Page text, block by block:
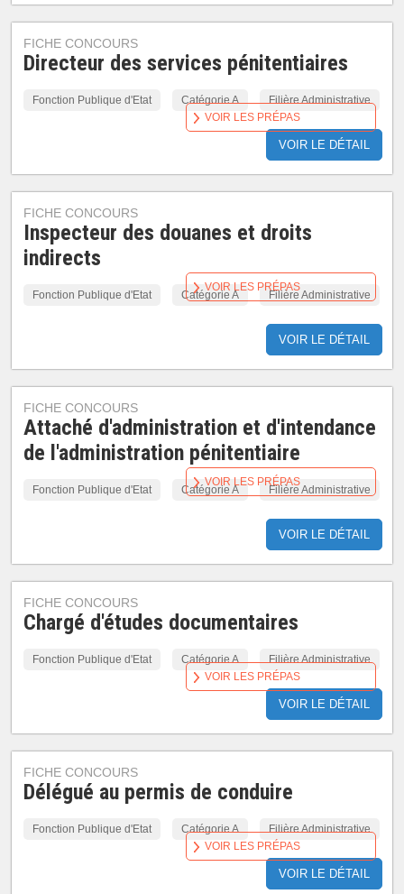
FICHE CONCOURS
Directeur des services pénitentiaires
Fonction Publique d'Etat Catégorie A Filière Administrative
VOIR LE DÉTAIL
VOIR LES PRÉPAS
FICHE CONCOURS
Inspecteur des douanes et droits
indirects
Fonction Publique d'Etat Catégorie A Filière Administrative
VOIR LE DÉTAIL
VOIR LES PRÉPAS
FICHE CONCOURS
Attaché d'administration et d'intendance
de l'administration pénitentiaire
Fonction Publique d'Etat Catégorie A Filière Administrative
VOIR LE DÉTAIL
VOIR LES PRÉPAS
FICHE CONCOURS
Chargé d'études documentaires
Fonction Publique d'Etat Catégorie A Filière Administrative
VOIR LE DÉTAIL
VOIR LES PRÉPAS
FICHE CONCOURS
Délégué au permis de conduire
Fonction Publique d'Etat Catégorie A Filière Administrative
VOIR LE DÉTAIL
VOIR LES PRÉPAS